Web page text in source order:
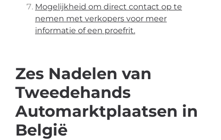
Mogelijkheid om direct contact op te
nemen met verkopers voor meer
informatie of een proefrit.
Zes Nadelen van
Tweedehands
Automarktplaatsen in
België